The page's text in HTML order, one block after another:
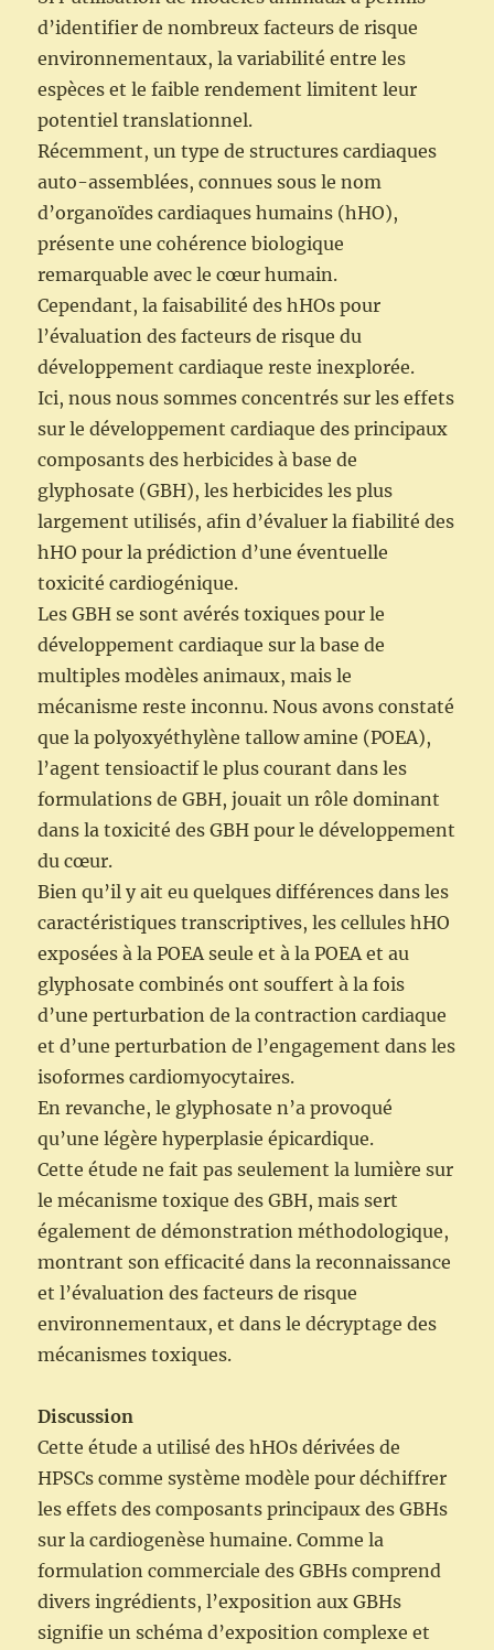
d’identifier de nombreux facteurs de risque
environnementaux, la variabilité entre les
espèces et le faible rendement limitent leur
potentiel translationnel.
Récemment, un type de structures cardiaques
auto-assemblées, connues sous le nom
d’organoïdes cardiaques humains (hHO),
présente une cohérence biologique
remarquable avec le cœur humain.
Cependant, la faisabilité des hHOs pour
l’évaluation des facteurs de risque du
développement cardiaque reste inexplorée.
Ici, nous nous sommes concentrés sur les effets
sur le développement cardiaque des principaux
composants des herbicides à base de
glyphosate (GBH), les herbicides les plus
largement utilisés, afin d’évaluer la fiabilité des
hHO pour la prédiction d’une éventuelle
toxicité cardiogénique.
Les GBH se sont avérés toxiques pour le
développement cardiaque sur la base de
multiples modèles animaux, mais le
mécanisme reste inconnu. Nous avons constaté
que la polyoxyéthylène tallow amine (POEA),
l’agent tensioactif le plus courant dans les
formulations de GBH, jouait un rôle dominant
dans la toxicité des GBH pour le développement
du cœur.
Bien qu’il y ait eu quelques différences dans les
caractéristiques transcriptives, les cellules hHO
exposées à la POEA seule et à la POEA et au
glyphosate combinés ont souffert à la fois
d’une perturbation de la contraction cardiaque
et d’une perturbation de l’engagement dans les
isoformes cardiomyocytaires.
En revanche, le glyphosate n’a provoqué
qu’une légère hyperplasie épicardique.
Cette étude ne fait pas seulement la lumière sur
le mécanisme toxique des GBH, mais sert
également de démonstration méthodologique,
montrant son efficacité dans la reconnaissance
et l’évaluation des facteurs de risque
environnementaux, et dans le décryptage des
mécanismes toxiques.
Discussion
Cette étude a utilisé des hHOs dérivées de
HPSCs comme système modèle pour déchiffrer
les effets des composants principaux des GBHs
sur la cardiogenèse humaine. Comme la
formulation commerciale des GBHs comprend
divers ingrédients, l’exposition aux GBHs
signifie un schéma d’exposition complexe et